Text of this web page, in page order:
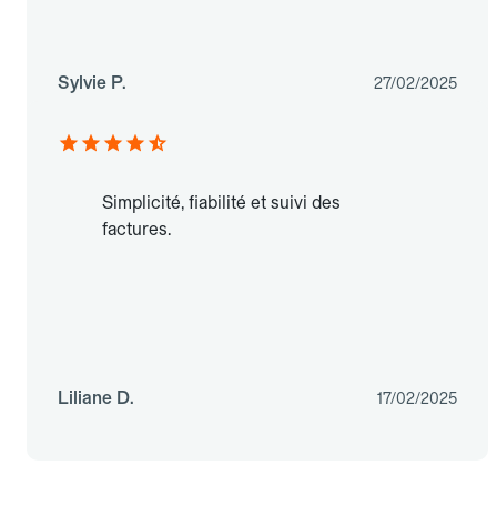
Sylvie P. 27/02/2025
Simplicité, fiabilité et suivi des
factures.
Liliane D. 17/02/2025